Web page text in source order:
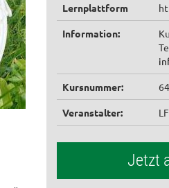
Lernplattform
Information:
Kursnummer:
Veranstalter:
Jetzt